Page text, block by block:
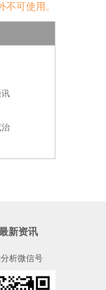
可使用。
新资讯
析微信号